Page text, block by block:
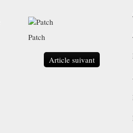
Patch
Article suivant